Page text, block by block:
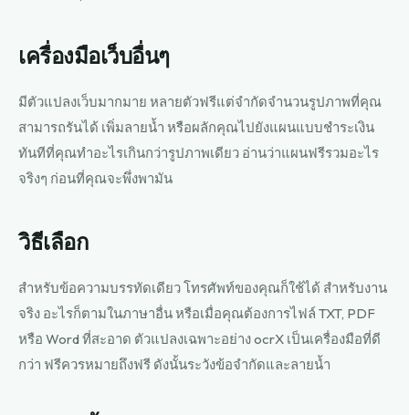
เครื่องมือเว็บอื่นๆ
มีตัวแปลงเว็บมากมาย หลายตัวฟรีแต่จำกัดจำนวนรูปภาพที่คุณ
สามารถรันได้ เพิ่มลายน้ำ หรือผลักคุณไปยังแผนแบบชำระเงิน
ทันทีที่คุณทำอะไรเกินกว่ารูปภาพเดียว อ่านว่าแผนฟรีรวมอะไร
จริงๆ ก่อนที่คุณจะพึ่งพามัน
วิธีเลือก
สำหรับข้อความบรรทัดเดียว โทรศัพท์ของคุณก็ใช้ได้ สำหรับงาน
จริง อะไรก็ตามในภาษาอื่น หรือเมื่อคุณต้องการไฟล์ TXT, PDF
หรือ Word ที่สะอาด ตัวแปลงเฉพาะอย่าง ocrX เป็นเครื่องมือที่ดี
กว่า ฟรีควรหมายถึงฟรี ดังนั้นระวังข้อจำกัดและลายน้ำ